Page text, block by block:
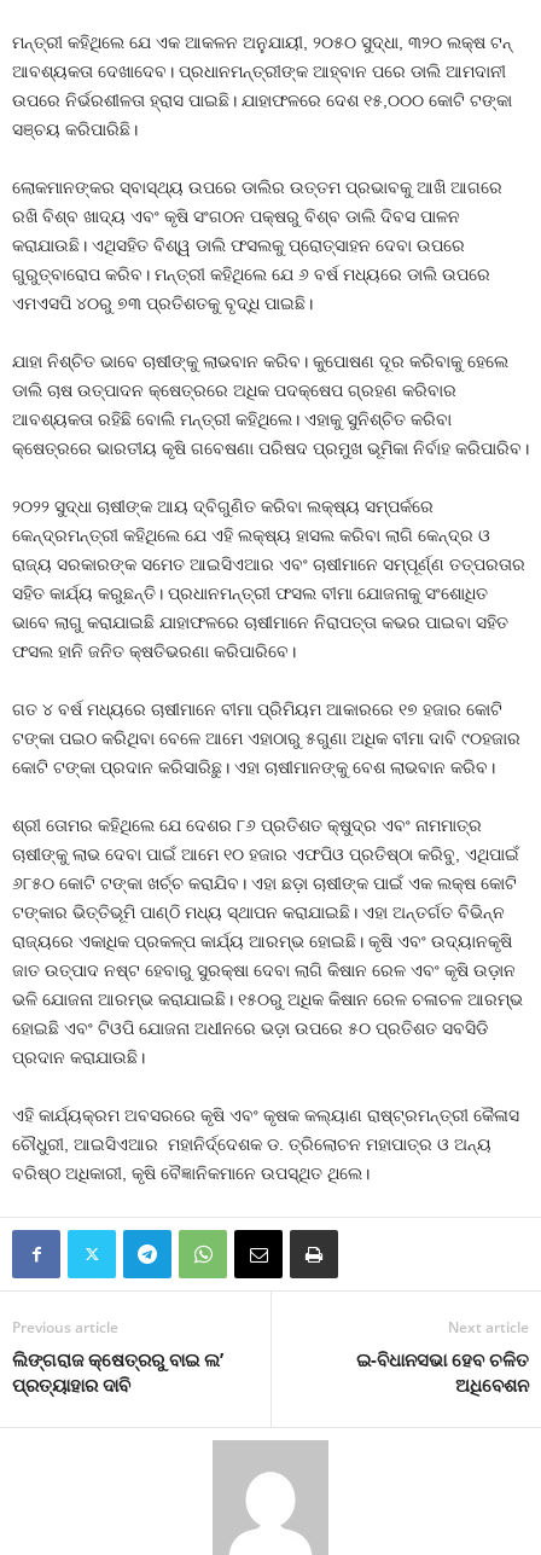
ମନ୍ତ୍ରୀ କହିଥିଲେ ଯେ ଏକ ଆକଳନ ଅନୁଯାୟୀ, ୨୦୫୦ ସୁଦ୍ଧା, ୩୨୦ ଲକ୍ଷ ଟନ୍
ଆବଶ୍ୟକତା ଦେଖାଦେବ। ପ୍ରଧାନମନ୍ତ୍ରୀଙ୍କ ଆହ୍ବାନ ପରେ ଡାଲି ଆମଦାନୀ
ଉପରେ ନିର୍ଭରଶୀଳତା ହ୍ରାସ ପାଇଛି। ଯାହାଫଳରେ ଦେଶ ୧୫,୦୦୦ କୋଟି ଟଙ୍କା
ସଞ୍ଚୟ କରିପାରିଛି।
ଲୋକମାନଙ୍କର ସ୍ବାସ୍ଥ୍ୟ ଉପରେ ଡାଲିର ଉତ୍ତମ ପ୍ରଭାବକୁ ଆଖି ଆଗରେ
ରଖି ବିଶ୍ବ ଖାଦ୍ୟ ଏବଂ କୃଷି ସଂଗଠନ ପକ୍ଷରୁ ବିଶ୍ବ ଡାଲି ଦିବସ ପାଳନ
କରାଯାଉଛି। ଏଥିସହିତ ବିଶ୍ୱ ଡାଲି ଫସଲକୁ ପ୍ରୋତ୍ସାହନ ଦେବା ଉପରେ
ଗୁରୁତ୍ବାରୋପ କରିବ। ମନ୍ତ୍ରୀ କହିଥିଲେ ଯେ ୬ ବର୍ଷ ମଧ୍ୟରେ ଡାଲି ଉପରେ
ଏମଏସପି ୪୦ରୁ ୭୩ ପ୍ରତିଶତକୁ ବୃଦ୍ଧି ପାଇଛି।
ଯାହା ନିଶ୍ଚିତ ଭାବେ ଚାଷୀଙ୍କୁ ଲାଭବାନ କରିବ। କୁପୋଷଣ ଦୂର କରିବାକୁ ହେଲେ
ଡାଲି ଚାଷ ଉତ୍ପାଦନ କ୍ଷେତ୍ରରେ ଅଧିକ ପଦକ୍ଷେପ ଗ୍ରହଣ କରିବାର
ଆବଶ୍ୟକତା ରହିଛି ବୋଲି ମନ୍ତ୍ରୀ କହିଥିଲେ। ଏହାକୁ ସୁନିଶ୍ଚିତ କରିବା
କ୍ଷେତ୍ରରେ ଭାରତୀୟ କୃଷି ଗବେଷଣା ପରିଷଦ ପ୍ରମୁଖ ଭୂମିକା ନିର୍ବାହ କରିପାରିବ।
୨୦୨୨ ସୁଦ୍ଧା ଚାଷୀଙ୍କ ଆୟ ଦ୍ବିଗୁଣିତ କରିବା ଲକ୍ଷ୍ୟ ସମ୍ପର୍କରେ
କେନ୍ଦ୍ରମନ୍ତ୍ରୀ କହିଥିଲେ ଯେ ଏହି ଲକ୍ଷ୍ୟ ହାସଲ କରିବା ଲାଗି କେନ୍ଦ୍ର ଓ
ରାଜ୍ୟ ସରକାରଙ୍କ ସମେତ ଆଇସିଏଆର ଏବଂ ଚାଷୀମାନେ ସମ୍ପୂର୍ଣ୍ଣ ତତ୍ପରତାର
ସହିତ କାର୍ଯ୍ୟ କରୁଛନ୍ତି। ପ୍ରଧାନମନ୍ତ୍ରୀ ଫସଲ ବୀମା ଯୋଜନାକୁ ସଂଶୋଧିତ
ଭାବେ ଲାଗୁ କରାଯାଇଛି ଯାହାଫଳରେ ଚାଷୀମାନେ ନିରାପତ୍ତା କଭର ପାଇବା ସହିତ
ଫସଲ ହାନି ଜନିତ କ୍ଷତିଭରଣା କରିପାରିବେ।
ଗତ ୪ ବର୍ଷ ମଧ୍ୟରେ ଚାଷୀମାନେ ବୀମା ପ୍ରିମିୟମ ଆକାରରେ ୧୭ ହଜାର କୋଟି
ଟଙ୍କା ପଇଠ କରିଥିବା ବେଳେ ଆମେ ଏହାଠାରୁ ୫ଗୁଣା ଅଧିକ ବୀମା ଦାବି ୯୦ହଜାର
କୋଟି ଟଙ୍କା ପ୍ରଦାନ କରିସାରିଛୁ। ଏହା ଚାଷୀମାନଙ୍କୁ ବେଶ ଲାଭବାନ କରିବ।
ଶ୍ରୀ ତୋମର କହିଥିଲେ ଯେ ଦେଶର ୮୬ ପ୍ରତିଶତ କ୍ଷୁଦ୍ର ଏବଂ ନାମମାତ୍ର
ଚାଷୀଙ୍କୁ ଲାଭ ଦେବା ପାଇଁ ଆମେ ୧୦ ହଜାର ଏଫପିଓ ପ୍ରତିଷ୍ଠା କରିବୁ, ଏଥିପାଇଁ
୬୮୫୦ କୋଟି ଟଙ୍କା ଖର୍ଚ୍ଚ କରାଯିବ। ଏହା ଛଡ଼ା ଚାଷୀଙ୍କ ପାଇଁ ଏକ ଲକ୍ଷ କୋଟି
ଟଙ୍କାର ଭିତ୍ତିଭୂମି ପାଣ୍ଠି ମଧ୍ୟ ସ୍ଥାପନ କରାଯାଇଛି। ଏହା ଅନ୍ତର୍ଗତ ବିଭିନ୍ନ
ରାଜ୍ୟରେ ଏକାଧିକ ପ୍ରକଳ୍ପ କାର୍ଯ୍ୟ ଆରମ୍ଭ ହୋଇଛି। କୃଷି ଏବଂ ଉଦ୍ୟାନକୃଷି
ଜାତ ଉତ୍ପାଦ ନଷ୍ଟ ହେବାରୁ ସୁରକ୍ଷା ଦେବା ଲାଗି କିଷାନ ରେଳ ଏବଂ କୃଷି ଉଡ଼ାନ
ଭଳି ଯୋଜନା ଆରମ୍ଭ କରାଯାଇଛି। ୧୫୦ରୁ ଅଧିକ କିଷାନ ରେଳ ଚଳାଚଳ ଆରମ୍ଭ
ହୋଇଛି ଏବଂ ଟିଓପି ଯୋଜନା ଅଧୀନରେ ଭଡ଼ା ଉପରେ ୫୦ ପ୍ରତିଶତ ସବସିଡି
ପ୍ରଦାନ କରାଯାଉଛି।
ଏହି କାର୍ଯ୍ୟକ୍ରମ ଅବସରରେ କୃଷି ଏବଂ କୃଷକ କଲ୍ୟାଣ ରାଷ୍ଟ୍ରମନ୍ତ୍ରୀ କୈଳାସ
ଚୌଧୁରୀ, ଆଇସିଏଆର ମହାନିର୍ଦ୍ଦେଶକ ଡ. ତ୍ରିଲୋଚନ ମହାପାତ୍ର ଓ ଅନ୍ୟ
ବରିଷ୍ଠ ଅଧିକାରୀ, କୃଷି ବୈଜ୍ଞାନିକମାନେ ଉପସ୍ଥିତ ଥିଲେ।
Previous article
ଲିଙ୍ଗରାଜ କ୍ଷେତ୍ରରୁ ବାଇ ଲ’
ପ୍ରତ୍ୟାହାର ଦାବି
Next article
ଇ-ବିଧାନସଭା ହେବ ଚଳିତ
ଅଧିବେଶନ